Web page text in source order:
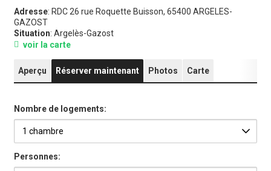
Adresse: RDC 26 rue Roquette Buisson, 65400 ARGELES-
GAZOST
Situation: Argelès-Gazost
voir la carte
Aperçu Réserver maintenant Photos Carte
Nombre de logements:
Personnes: